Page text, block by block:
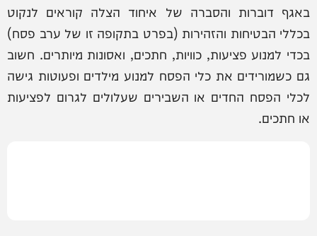
באגף דוברות והסברה של איחוד הצלה קוראים לנקוט
בכללי הבטיחות והזהירות (בפרט בתקופה זו של ערב פסח)
בכדי למנוע פציעות, כוויות, חתכים, ואסונות מיותרים. חשוב
גם כשמורידים את כלי הפסח למנוע מילדים ופעוטות גישה
לכלי הפסח החדים או השבירים שעלולים לגרום לפציעות
או חתכים.